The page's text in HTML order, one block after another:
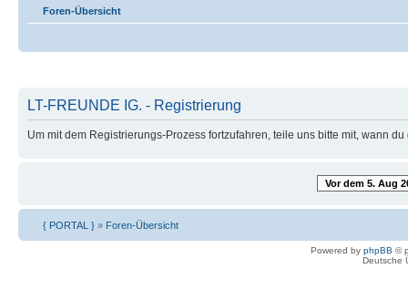
Foren-Übersicht
LT-FREUNDE IG. - Registrierung
Um mit dem Registrierungs-Prozess fortzufahren, teile uns bitte mit, wann
Vor dem 5. Aug
{ PORTAL } » Foren-Übersicht
Powered by phpBB ©
Deutsche